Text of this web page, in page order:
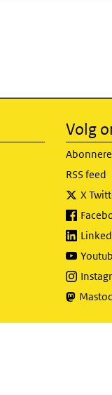
Volg
RSS feed
X